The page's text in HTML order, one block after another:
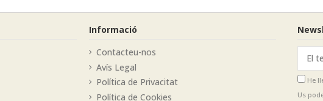
Informació
Contacteu-nos
Avís Legal
Política de Privacitat
Política de Cookies
He
Us